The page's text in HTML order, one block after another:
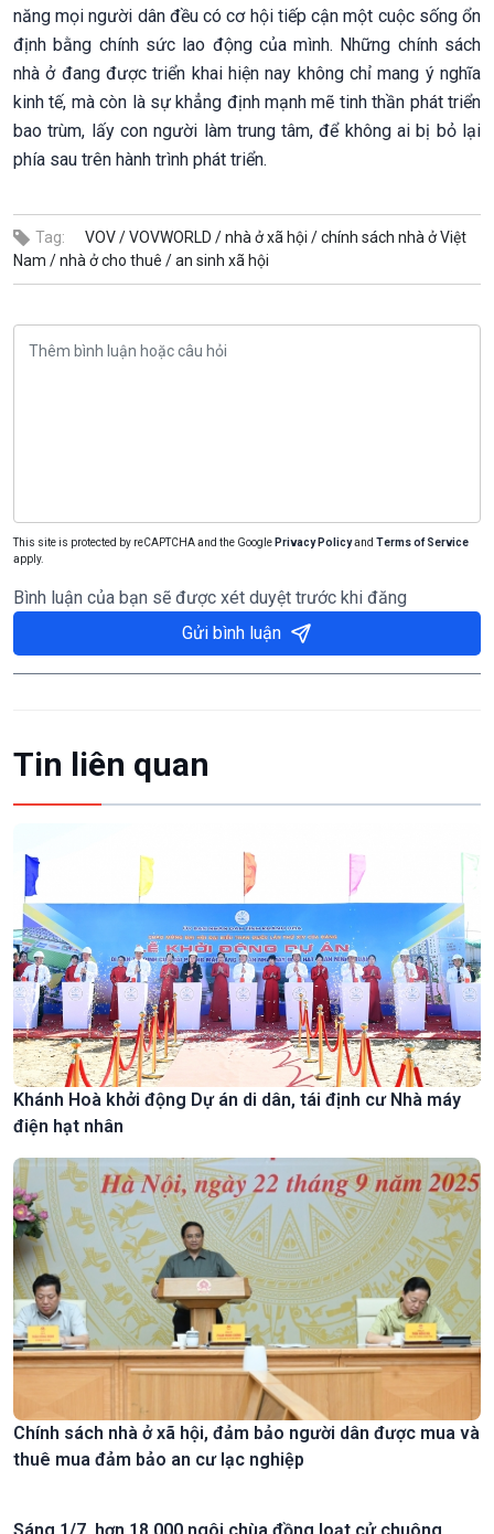
năng mọi người dân đều có cơ hội tiếp cận một cuộc sống ổn
định bằng chính sức lao động của mình. Những chính sách
nhà ở đang được triển khai hiện nay không chỉ mang ý nghĩa
kinh tế, mà còn là sự khẳng định mạnh mẽ tinh thần phát triển
bao trùm, lấy con người làm trung tâm, để không ai bị bỏ lại
phía sau trên hành trình phát triển.
Tag: VOV /VOVWORLD /nhà ở xã hội /chính sách nhà ở Việt
Nam /nhà ở cho thuê /an sinh xã hội
This site is protected by reCAPTCHA and the Google Privacy Policyand Terms of Service
apply.
Bình luận của bạn sẽ được xét duyệt trước khi đăng
Gửi bình luận
Tin liên quan
Khánh Hoà khởi động Dự án di dân, tái định cư Nhà máy
điện hạt nhân
Chính sách nhà ở xã hội, đảm bảo người dân được mua và
thuê mua đảm bảo an cư lạc nghiệp